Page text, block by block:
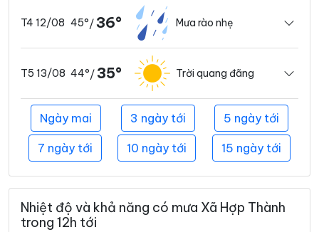
T4 12/08 45°/ 36° Mưa rào nhẹ
T5 13/08 44°/ 35° Trời quang đãng
Ngày mai 3 ngày tới 5 ngày tới
7 ngày tới 10 ngày tới 15 ngày tới
Nhiệt độ và khả năng có mưa Xã Hợp Thành
trong 12h tới